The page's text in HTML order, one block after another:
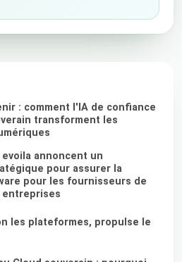
: comment l'IA de confiance
transforment les
annoncent un
pour assurer la
pour les fournisseurs de
entreprises
les plateformes, propulse le